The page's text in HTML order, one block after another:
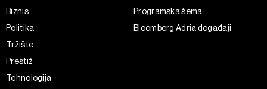
Biznis
Politika
Tržište
Prestiž
Tehnologija
Programska šema
Bloomberg Adria događaji